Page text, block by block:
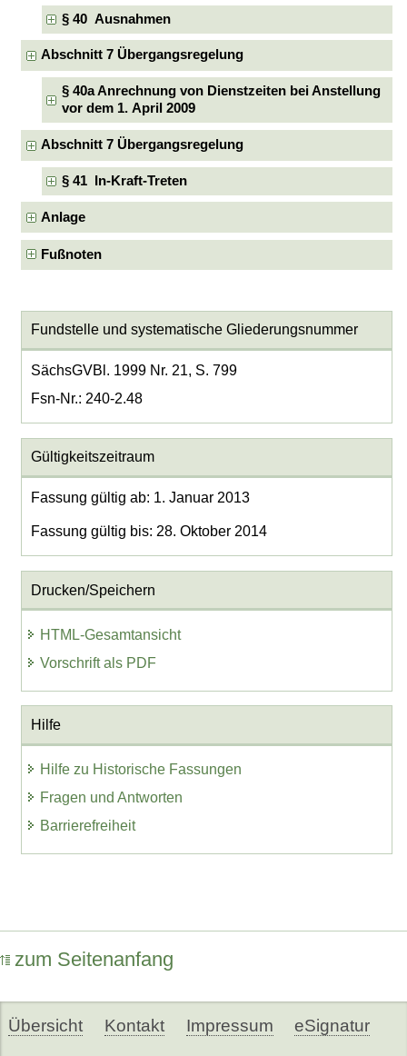
§ 40 Ausnahmen
Abschnitt 7 Übergangsregelung
§ 40a Anrechnung von Dienstzeiten bei Anstellung
vor dem 1. April 2009
Abschnitt 7 Übergangsregelung
§ 41 In-Kraft-Treten
Anlage
Fußnoten
Fundstelle und systematische Gliederungsnummer
SächsGVBl. 1999 Nr. 21, S. 799
Fsn-Nr.: 240-2.48
Gültigkeitszeitraum
Fassung gültig ab: 1. Januar 2013
Fassung gültig bis: 28. Oktober 2014
Drucken/Speichern
HTML-Gesamtansicht
Vorschrift als PDF
Hilfe
Hilfe zu Historische Fassungen
Fragen und Antworten
Barrierefreiheit
zum Seitenanfang
Übersicht Kontakt Impressum eSignatur